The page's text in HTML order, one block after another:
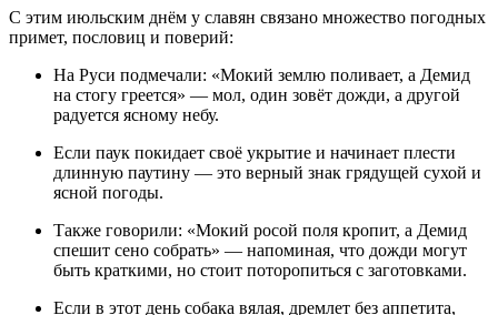
С этим июльским днём у славян связано множество погодных
примет, пословиц и поверий:
На Руси подмечали: «Мокий землю поливает, а Демид
на стогу греется» — мол, один зовёт дожди, а другой
радуется ясному небу.
Если паук покидает своё укрытие и начинает плести
длинную паутину — это верный знак грядущей сухой и
ясной погоды.
Также говорили: «Мокий росой поля кропит, а Демид
спешит сено собрать» — напоминая, что дожди могут
быть краткими, но стоит поторопиться с заготовками.
Если в этот день собака вялая, дремлет без аппетита,